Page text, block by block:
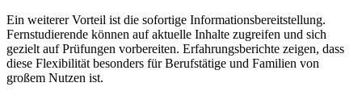
Ein weiterer Vorteil ist die sofortige Informationsbereitstellung.
Fernstudierende können auf aktuelle Inhalte zugreifen und sich
gezielt auf Prüfungen vorbereiten. Erfahrungsberichte zeigen, dass
diese Flexibilität besonders für Berufstätige und Familien von
großem Nutzen ist.